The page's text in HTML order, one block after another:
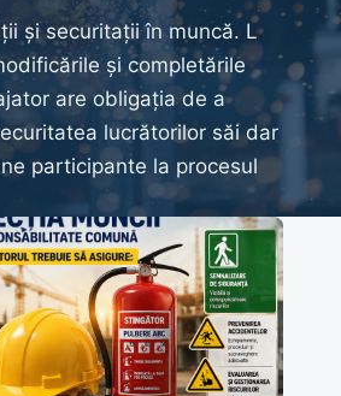
și securitații în muncă. L
și completările
are obligația de a
lucrătorilor săi dar
participante la procesul